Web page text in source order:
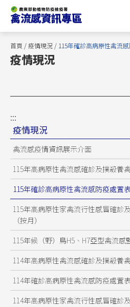
主
首頁 /疫情現況 / 115年確診高病原性禽流
疫情現況
:::
疫情現況
禽流感疫情資訊展示介面
115年高病原性禽流感確診及撲殺養
115年確診高病原性禽流感防疫處置
115年高病原性家禽流行性感冒確診
（按月）
115年候（野）鳥H5、H7亞型禽流感
114年高病原性禽流感確診及撲殺養
114年確診高病原性禽流感防疫處置
114年高病原性家禽流行性感冒確診